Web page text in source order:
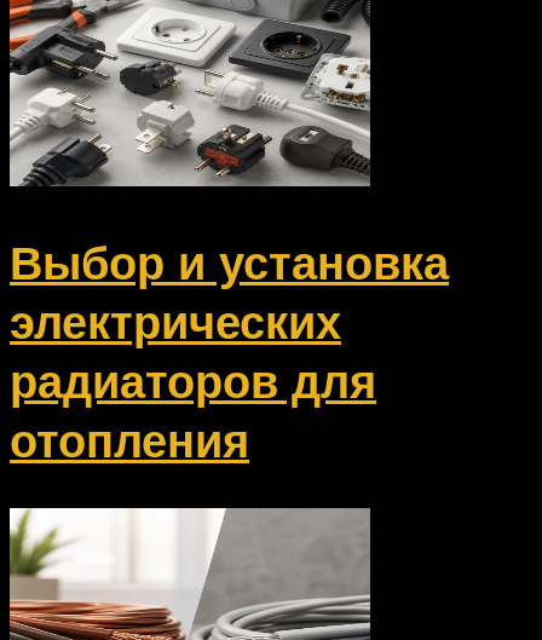
Выбор и установка
электрических
радиаторов для
отопления